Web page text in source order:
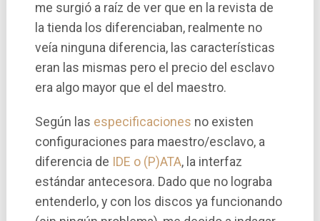
me surgió a raí­z de ver que en la revista de
la tienda los diferenciaban, realmente no
veí­a ninguna diferencia, las caracterí­sticas
eran las mismas pero el precio del esclavo
era algo mayor que el del maestro.
Según las especificaciones no existen
configuraciones para maestro/esclavo, a
diferencia de IDE o (P)ATA, la interfaz
estándar antecesora. Dado que no lograba
entenderlo, y con los discos ya funcionando